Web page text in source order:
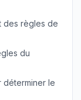
des règles de
du
déterminer le